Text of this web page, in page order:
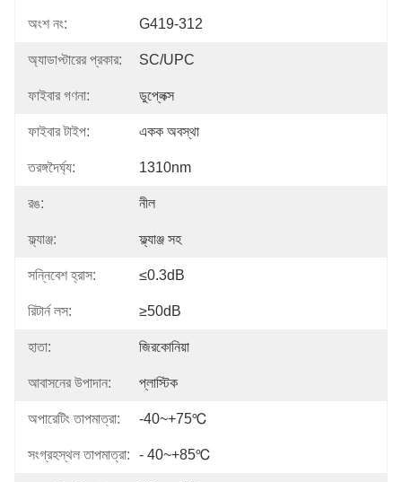
অংশ নং: G419-312
অ্যাডাপ্টারের প্রকার: SC/UPC
ফাইবার গণনা: ডুপ্লেক্স
ফাইবার টাইপ: একক অবস্থা
তরঙ্গদৈর্ঘ্য: 1310nm
রঙ: নীল
ফ্ল্যাঞ্জ: ফ্ল্যাঞ্জ সহ
সন্নিবেশ হ্রাস: ≤0.3dB
রিটার্ন লস: ≥50dB
হাতা: জিরকোনিয়া
আবাসনের উপাদান: প্লাস্টিক
অপারেটিং তাপমাত্রা: -40~+75℃
সংগ্রহস্থল তাপমাত্রা: - 40~+85℃